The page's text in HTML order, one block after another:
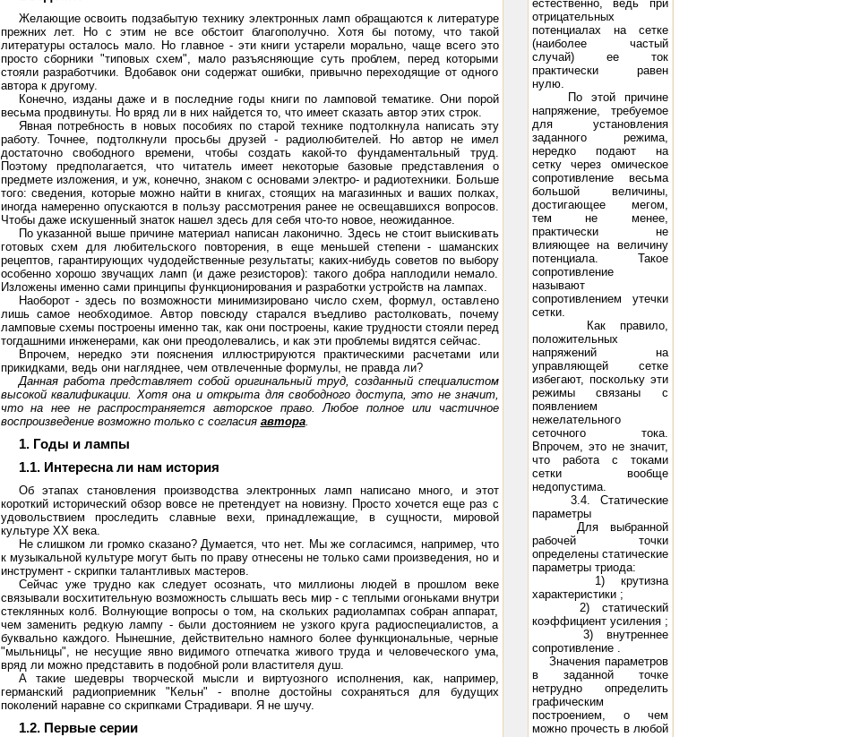
Желающие освоить подзабытую технику электронных ламп обращаются к литературе
прежних лет. Но с этим не все обстоит благополучно. Хотя бы потому, что такой
литературы осталось мало. Но главное - эти книги устарели морально, чаще всего это
просто сборники "типовых схем", мало разъясняющие суть проблем, перед которыми
стояли разработчики. Вдобавок они содержат ошибки, привычно переходящие от одного
автора к другому.
Конечно, изданы даже и в последние годы книги по ламповой тематике. Они порой
весьма продвинуты. Но вряд ли в них найдется то, что имеет сказать автор этих строк.
Явная потребность в новых пособиях по старой технике подтолкнула написать эту
работу. Точнее, подтолкнули просьбы друзей - радиолюбителей. Но автор не имел
достаточно свободного времени, чтобы создать какой-то фундаментальный труд.
Поэтому предполагается, что читатель имеет некоторые базовые представления о
предмете изложения, и уж, конечно, знаком с основами электро- и радиотехники. Больше
того: сведения, которые можно найти в книгах, стоящих на магазинных и ваших полках,
иногда намеренно опускаются в пользу рассмотрения ранее не освещавшихся вопросов.
Чтобы даже искушенный знаток нашел здесь для себя что-то новое, неожиданное.
По указанной выше причине материал написан лаконично. Здесь не стоит выискивать
готовых схем для любительского повторения, в еще меньшей степени - шаманских
рецептов, гарантирующих чудодейственные результаты; каких-нибудь советов по выбору
особенно хорошо звучащих ламп (и даже резисторов): такого добра наплодили немало.
Изложены именно сами принципы функционирования и разработки устройств на лампах.
Наоборот - здесь по возможности минимизировано число схем, формул, оставлено
лишь самое необходимое. Автор повсюду старался въедливо растолковать, почему
ламповые схемы построены именно так, как они построены, какие трудности стояли перед
тогдашними инженерами, как они преодолевались, и как эти проблемы видятся сейчас.
Впрочем, нередко эти пояснения иллюстрируются практическими расчетами или
прикидками, ведь они нагляднее, чем отвлеченные формулы, не правда ли?
Данная работа представляет собой оригинальный труд, созданный специалистом
высокой квалификации. Хотя она и открыта для свободного доступа, это не значит,
что на нее не распространяется авторское право. Любое полное или частичное
воспроизведение возможно только с согласия автора.
1. Годы и лампы
1.1. Интересна ли нам история
Об этапах становления производства электронных ламп написано много, и этот
короткий исторический обзор вовсе не претендует на новизну. Просто хочется еще раз с
удовольствием проследить славные вехи, принадлежащие, в сущности, мировой
культуре ХХ века.
Не слишком ли громко сказано? Думается, что нет. Мы же согласимся, например, что
к музыкальной культуре могут быть по праву отнесены не только сами произведения, но и
инструмент - скрипки талантливых мастеров.
Сейчас уже трудно как следует осознать, что миллионы людей в прошлом веке
связывали восхитительную возможность слышать весь мир - с теплыми огоньками внутри
стеклянных колб. Волнующие вопросы о том, на скольких радиолампах собран аппарат,
чем заменить редкую лампу - были достоянием не узкого круга радиоспециалистов, а
буквально каждого. Нынешние, действительно намного более функциональные, черные
"мыльницы", не несущие явно видимого отпечатка живого труда и человеческого ума,
вряд ли можно представить в подобной роли властителя душ.
А такие шедевры творческой мысли и виртуозного исполнения, как, например,
германский радиоприемник "Кельн" - вполне достойны сохраняться для будущих
поколений наравне со скрипками Страдивари. Я не шучу.
1.2. Первые серии
естественно, ведь при
отрицательных
потенциалах на сетке
(наиболее частый
случай) ее ток
практически равен
нулю.
По этой причине
напряжение, требуемое
для установления
заданного режима,
нередко подают на
сетку через омическое
сопротивление весьма
большой величины,
достигающее мегом,
тем не менее,
практически не
влияющее на величину
потенциала. Такое
сопротивление
называют
сопротивлением утечки
сетки.
Как правило,
положительных
напряжений на
управляющей сетке
избегают, поскольку эти
режимы связаны с
появлением
нежелательного
сеточного тока.
Впрочем, это не значит,
что работа с токами
сетки вообще
недопустима.
3.4. Статические
параметры
Для выбранной
рабочей точки
определены статические
параметры триода:
1) крутизна
характеристики ;
2) статический
коэффициент усиления ;
3) внутреннее
сопротивление .
Значения параметров
в заданной точке
нетрудно определить
графическим
построением, о чем
можно прочесть в любой